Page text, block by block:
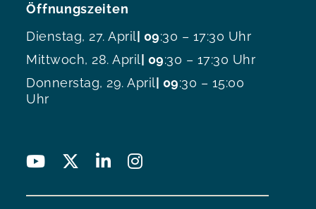
Öffnungszeiten
Dienstag, 27. April| 09:30 – 17:30 Uhr
Mittwoch, 28. April| 09:30 – 17:30 Uhr
Donnerstag, 29. April| 09:30 – 15:00
Uhr